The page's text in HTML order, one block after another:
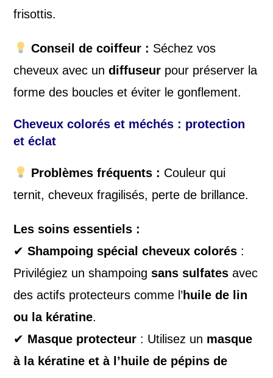
frisottis.
Conseil de coiffeur : Séchez vos
cheveux avec undiffuseur pour préserver la
forme des boucles et éviter le gonflement.
Cheveux colorés et méchés : protection
et éclat
Problèmes fréquents : Couleur qui
ternit, cheveux fragilisés, perte de brillance.
Les soins essentiels :
✔Shampoing spécial cheveux colorés :
Privilégiez un shampoingsans sulfates avec
des actifs protecteurs comme l’huile de lin
ou la kératine.
✔ Masque protecteur : Utilisez un masque
à la kératine et à l’huile de pépins de